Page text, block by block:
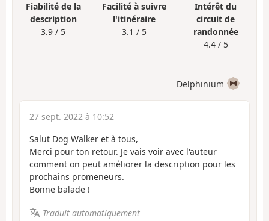
Fiabilité de la
description
3.9 / 5
Facilité à suivre
l'itinéraire
3.1 / 5
Intérêt du
circuit de
randonnée
4.4 / 5
Delphinium
27 sept. 2022 à 10:52
Salut Dog Walker et à tous,
Merci pour ton retour. Je vais voir avec l'auteur
comment on peut améliorer la description pour les
prochains promeneurs.
Bonne balade !
Traduit automatiquement